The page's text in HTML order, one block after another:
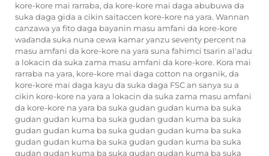
kore-kore mai rarraba, da kore-kore mai daga abubuwa da
suka daga gida a cikin saitaccen kore-kore na yara. Wannan
canzawa ya fito daga bayanin masu amfani da kore-kore
waɗanda suka nuna cewa kamar yanzu seventy percent na
masu amfani da kore-kore na yara suna fahimci tsarin al'adu
a lokacin da suka zama masu amfani da kore-kore. Kora mai
rarraba na yara, kore-kore mai daga cotton na organik, da
kore-kore mai daga kayu da suka daga FSC an sanya su a
cikin kore-kore na yara a lokacin da suka zama masu amfani
da kore-kore na yara ba suka gudan gudan kuma ba suka
gudan gudan kuma ba suka gudan gudan kuma ba suka
gudan gudan kuma ba suka gudan gudan kuma ba suka
gudan gudan kuma ba suka gudan gudan kuma ba suka
gudan gudan kuma ba suka gudan gudan kuma ba suka